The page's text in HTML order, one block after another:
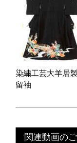
染繍工芸大羊居
留袖
関連動画の